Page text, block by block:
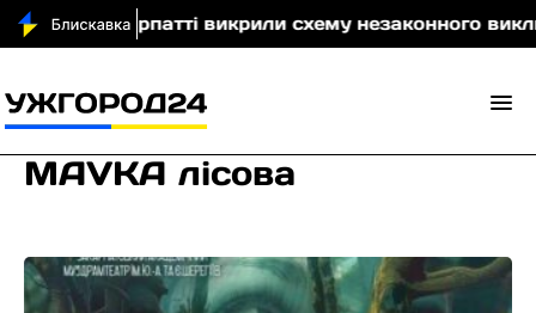
На Закарпатті викрили схему незаконного
MAVKA лісова